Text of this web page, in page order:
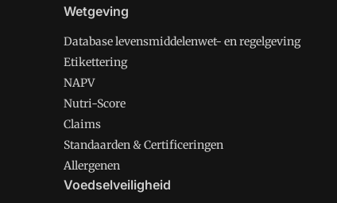
Wetgeving
Database levensmiddelenwet- en regelgeving
Etikettering
NAPV
Nutri-Score
Claims
Standaarden & Certificeringen
Allergenen
Voedselveiligheid